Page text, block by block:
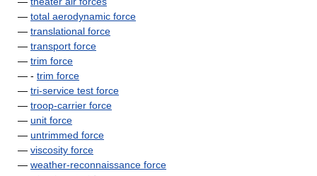
— total aerodynamic force
— translational force
— transport force
— trim force
— - trim force
— tri-service test force
— troop-carrier force
— unit force
— untrimmed force
— viscosity force
— weather-reconnaissance force